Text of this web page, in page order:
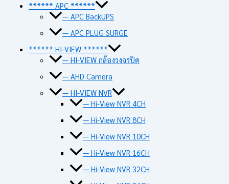
****** APC ******
— APC BackUPS
— APC PLUG SURGE
****** HI-VIEW ******
— HI-VIEW กล้องวงจรปิด
— AHD Camera
— HI-VIEW NVR
— Hi-View NVR 4CH
— Hi-View NVR 8CH
— Hi-View NVR 10CH
— Hi-View NVR 16CH
— Hi-View NVR 32CH